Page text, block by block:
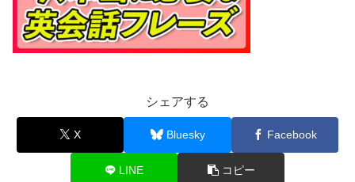
シェアする
X Bluesky Facebook
LINE コピー